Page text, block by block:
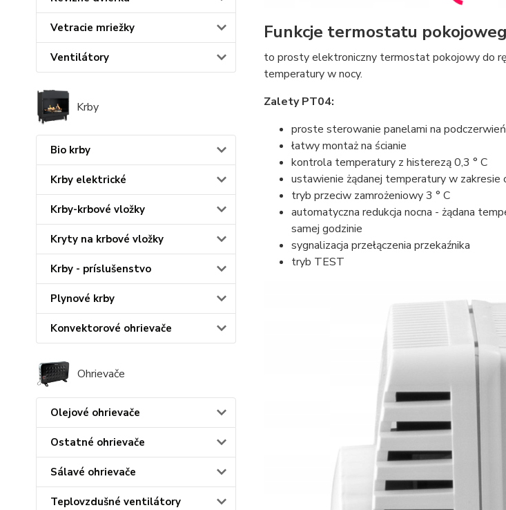
Vetracie mriežky
Ventilátory
Krby
Bio krby
Krby elektrické
Krby-krbové vložky
Kryty na krbové vložky
Krby - príslušenstvo
Plynové krby
Konvektorové ohrievače
Ohrievače
Olejové ohrievače
Ostatné ohrievače
Sálavé ohrievače
Teplovzdušné ventilátory
Funkcje termostatu
to prosty elektroniczny termostat pokojowy do
temperatury w nocy.
Zalety PT04:
proste sterowanie panelami na
łatwy montaż na ścianie
kontrola temperatury z histerezą 0,3 ° C
ustawienie żądanej temperatury w zakresie
tryb przeciw zamrożeniowy 3 ° C
automatyczna redukcja nocna - żądana
samej godzinie
sygnalizacja przełączenia przekaźnika
tryb TEST